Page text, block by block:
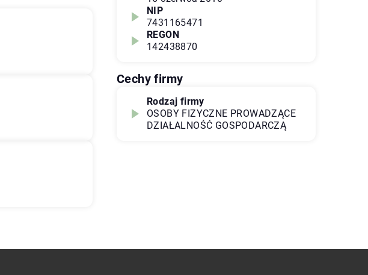
NIP
7431165471
REGON
142438870
Cechy firmy
Rodzaj firmy
OSOBY FIZYCZNE PROWADZĄCE
DZIAŁALNOŚĆ GOSPODARCZĄ